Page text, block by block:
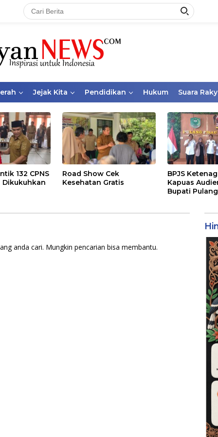
Jejak Kita Pendidikan Hukum Suara
132 CPNS
Dikukuhkan
Road Show Cek
Kesehatan Gratis
BPJS
Kapuas
Bupati
anda cari. Mungkin pencarian bisa membantu.